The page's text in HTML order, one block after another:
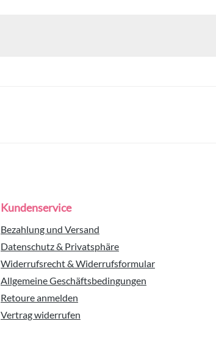
Kundenservice
Bezahlung und Versand
Datenschutz & Privatsphäre
Widerrufsrecht & Widerrufsformular
Allgemeine Geschäftsbedingungen
Retoure anmelden
Vertrag widerrufen